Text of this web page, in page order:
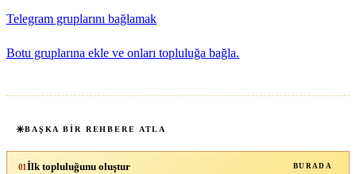
Telegram gruplarını bağlamak
Botu gruplarına ekle ve onları topluluğa bağla.
BAŞKA BIR REHBERE ATLA
01İlk topluluğunu oluştur BURADA